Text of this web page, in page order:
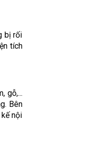
bị rối
tích
gỗ,...
Bên
nội